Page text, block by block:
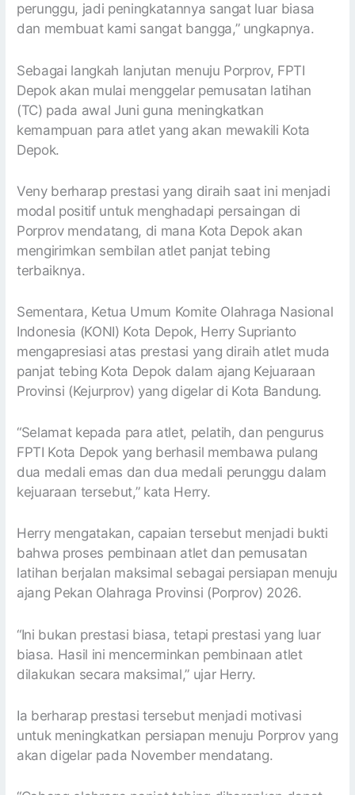
perunggu, jadi peningkatannya sangat luar biasa
dan membuat kami sangat bangga,” ungkapnya.
Sebagai langkah lanjutan menuju Porprov, FPTI
Depok akan mulai menggelar pemusatan latihan
(TC) pada awal Juni guna meningkatkan
kemampuan para atlet yang akan mewakili Kota
Depok.
Veny berharap prestasi yang diraih saat ini menjadi
modal positif untuk menghadapi persaingan di
Porprov mendatang, di mana Kota Depok akan
mengirimkan sembilan atlet panjat tebing
terbaiknya.
Sementara, Ketua Umum Komite Olahraga Nasional
Indonesia (KONI) Kota Depok, Herry Suprianto
mengapresiasi atas prestasi yang diraih atlet muda
panjat tebing Kota Depok dalam ajang Kejuaraan
Provinsi (Kejurprov) yang digelar di Kota Bandung.
“Selamat kepada para atlet, pelatih, dan pengurus
FPTI Kota Depok yang berhasil membawa pulang
dua medali emas dan dua medali perunggu dalam
kejuaraan tersebut,” kata Herry.
Herry mengatakan, capaian tersebut menjadi bukti
bahwa proses pembinaan atlet dan pemusatan
latihan berjalan maksimal sebagai persiapan menuju
ajang Pekan Olahraga Provinsi (Porprov) 2026.
“Ini bukan prestasi biasa, tetapi prestasi yang luar
biasa. Hasil ini mencerminkan pembinaan atlet
dilakukan secara maksimal,” ujar Herry.
Ia berharap prestasi tersebut menjadi motivasi
untuk meningkatkan persiapan menuju Porprov yang
akan digelar pada November mendatang.